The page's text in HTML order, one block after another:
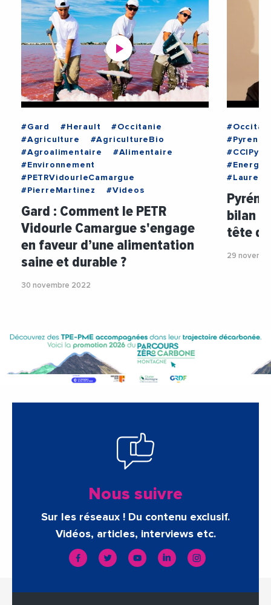
#Gard #Herault
#Occitanie
#Agriculture
#AgricultureBio
#Agroalimentaire
#Alimentaire
#Environnement
#PETRVidourleCamargue
#PierreMartinez
#Videos
Gard : Comment le PETR
Vidourle Camargue s'engage
en faveur d’une alimentation
saine et durable ?
30 novembre 2022
#Energie
bilan
tête de
29
Nous suivre
Sur les réseaux ! Du contenu exclusif.
Vidéos, articles, interviews etc.